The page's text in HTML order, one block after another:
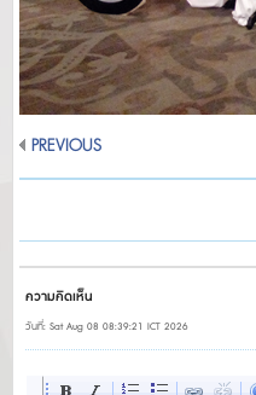
PREVIOUS
ความคิดเห็น
วันที่: Sat Aug 08 08:39:21 ICT 2026